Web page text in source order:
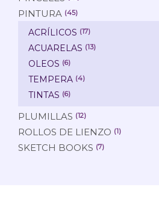
PINTURA (45)
ACRÍLICOS (17)
ACUARELAS (13)
OLEOS (6)
TEMPERA (4)
TINTAS (6)
PLUMILLAS (12)
ROLLOS DE LIENZO (1)
SKETCH BOOKS (7)